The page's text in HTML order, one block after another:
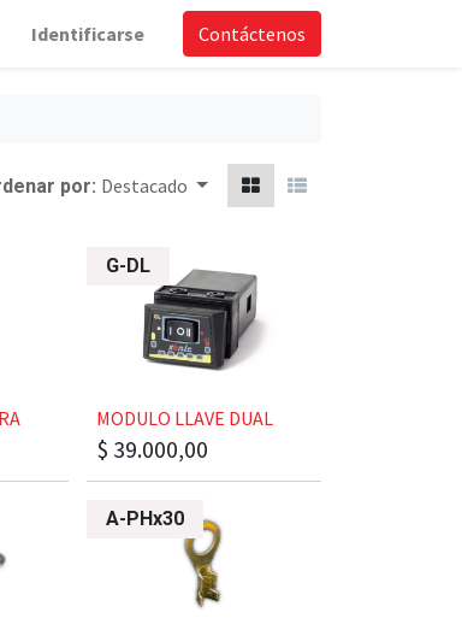
Identificarse Contáctenos
por: Destacado
​​​​MODULO LLAVE DUAL
$ 39.000,00
G-DL
A-PHx30